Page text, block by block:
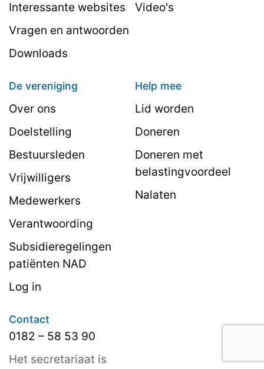
Interessante websites
Vragen en antwoorden
Downloads
Video's
De vereniging
Over ons
Doelstelling
Bestuursleden
Vrijwilligers
Medewerkers
Verantwoording
Subsidieregelingen
patiënten NAD
Log in
Help mee
Lid worden
Doneren
Doneren met
belastingvoordeel
Nalaten
Contact
0182 – 58 53 90
Het secretariaat is